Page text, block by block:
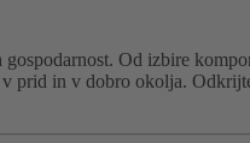
Od izbire
prid in v dobro okolja.